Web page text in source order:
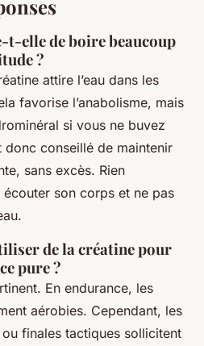
t-elle de boire beaucoup
?
attire l’eau dans les
favorise l’anabolisme, mais
si vous ne buvez
donc conseillé de maintenir
sans excès. Rien
écouter son corps et ne pas
de la créatine pour
pure ?
En endurance, les
aérobies. Cependant, les
finales tactiques sollicitent